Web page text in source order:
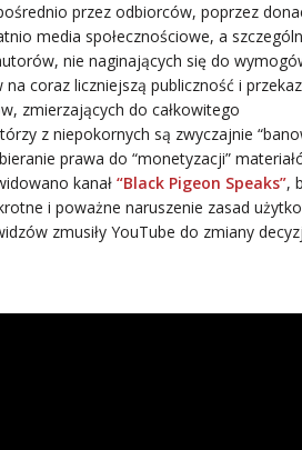
przez odbiorców, poprzez
media społecznościowe, a
nie naginających się do
coraz liczniejszą publiczność i
zmierzających do całkowitego
z niepokornych są zwyczajnie
prawa do “monetyzacji”
kanał “Black Pigeon Speaks”,
i poważne naruszenie zasad
zmusiły YouTube do zmiany